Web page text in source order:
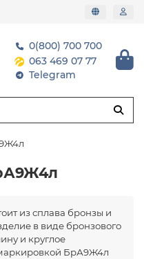
0(800) 700 700
063 469 07 77
Telegram
из сплава бронзы и
в виде бронзового
и круглое
БрА9Ж4л